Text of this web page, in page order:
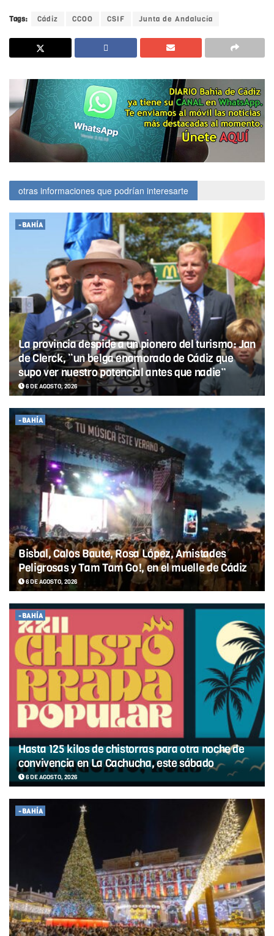
Tags: Cádiz CCOO CSIF Junta de Andalucía
otras informaciones que podrían interesarte
-BAHÍA
La provincia despide a un pionero del turismo: Jan
de Clerck, “un belga enamorado de Cádiz que
supo ver nuestro potencial antes que nadie”
6 DE AGOSTO, 2026
-BAHÍA
Bisbal, Calos Baute, Rosa López, Amistades
Peligrosas y Tam Tam Go!, en el muelle de Cádiz
6 DE AGOSTO, 2026
-BAHÍA
Hasta 125 kilos de chistorras para otra noche de
convivencia en La Cachucha, este sábado
6 DE AGOSTO, 2026
-BAHÍA